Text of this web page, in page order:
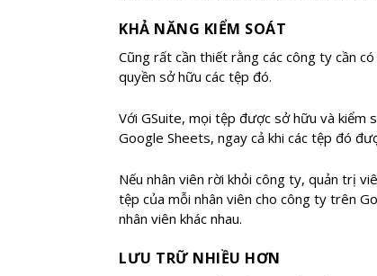
KHẢ NĂNG KIỂM SOÁT
Cũng rất cần thiết rằng các công ty cần
quyền sở hữu các tệp đó.
Với GSuite, mọi tệp được sở hữu và kiểm
Google Sheets, ngay cả khi các tệp đó
Nếu nhân viên rời khỏi công ty, quản trị
tệp của mỗi nhân viên cho công ty trên
nhân viên khác nhau.
LƯU TRỮ NHIỀU HƠN